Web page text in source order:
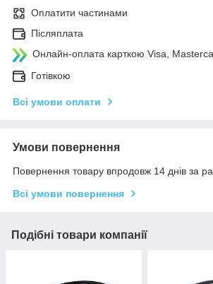
Оплатити частинами
Післяплата
Онлайн-оплата карткою Visa,
Готівкою
Всі умови оплати
Умови повернення
Повернення товару впродовж 14 днів за
Всі умови повернення
Подібні товари компанії